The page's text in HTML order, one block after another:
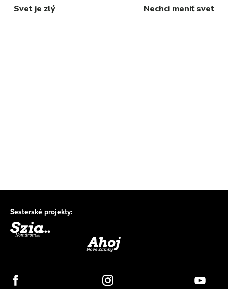
Svet je zlý Nechci meniť svet
Sesterské projekty: